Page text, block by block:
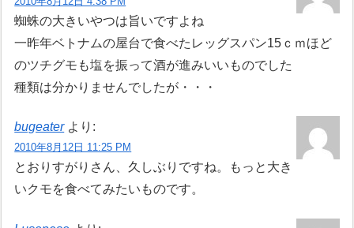
蜘蛛の大きいやつは旨いですよね
一昨年ベトナムの屋台で食べたレッグスパン15ｃｍほど
のツチグモも塩を振って酒が進みいいものでした
種類は分かりませんでしたが・・・
bugeater より:
2010年8月12日 11:25 PM
とおりすがりさん、久しぶりですね。もっと大き
いクモを食べてみたいものです。